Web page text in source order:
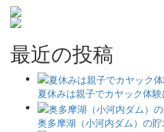
最近の投稿
夏休みは親子でカヤック体
奥多摩湖（小河内ダム）の貯